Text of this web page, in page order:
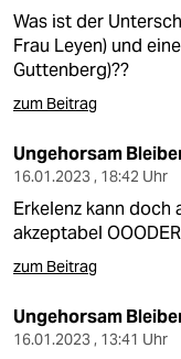
Was ist der
Frau Leyen) und
Guttenberg)??
zum Beitrag
Ungehorsam
16.01.2023 , 18:42 Uhr
Erkelenz kann doch
akzeptabel
zum Beitrag
Ungehorsam
16.01.2023 , 13:41 Uhr